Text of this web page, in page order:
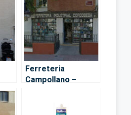
Ferreteria
Campollano –